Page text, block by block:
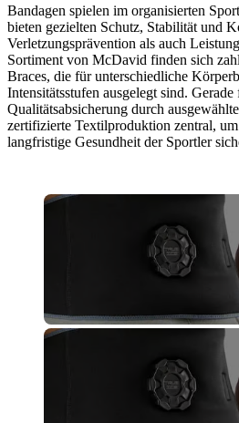
Bandagen spielen im organisierten
bieten gezielten Schutz, Stabilität und
Verletzungsprävention als auch
Sortiment von McDavid finden sich
Braces, die für unterschiedliche
Intensitätsstufen ausgelegt sind.
Qualitätsabsicherung durch
zertifizierte Textilproduktion zentral,
langfristige Gesundheit der Sportler